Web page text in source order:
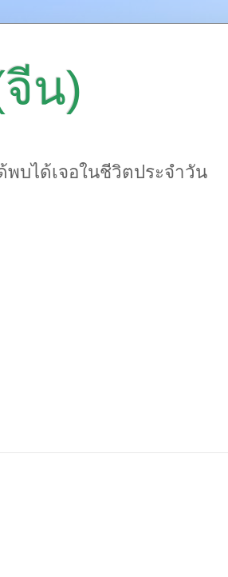
น)
พบได้เจอในชีวิตประจำวัน